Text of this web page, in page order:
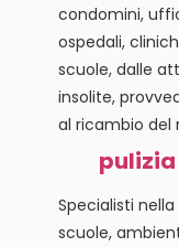
condomini,
ospedali,
scuole, dalle
insolite,
al ricambio del
Specialisti
scuole,